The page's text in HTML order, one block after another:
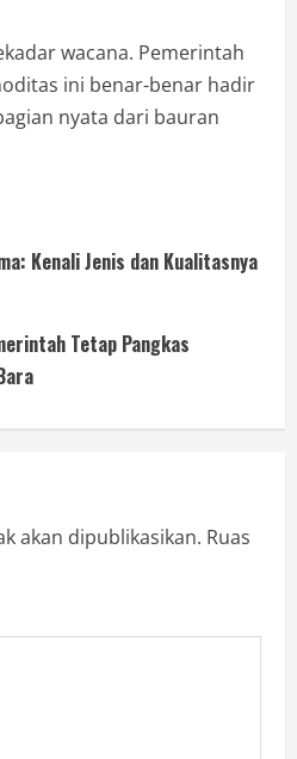
wacana. Pemerintah
ini benar-benar hadir
nyata dari bauran
Kenali Jenis dan Kualitasnya
Tetap Pangkas
akan dipublikasikan. Ruas